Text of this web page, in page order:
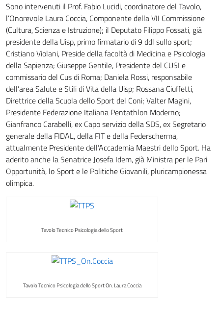
Sono intervenuti il Prof. Fabio Lucidi, coordinatore del Tavolo,
l’Onorevole Laura Coccia, Componente della VII Commissione
(Cultura, Scienza e Istruzione); il Deputato Filippo Fossati, già
presidente della Uisp, primo firmatario di 9 ddl sullo sport;
Cristiano Violani, Preside della facoltà di Medicina e Psicologia
della Sapienza; Giuseppe Gentile, Presidente del CUSI e
commissario del Cus di Roma; Daniela Rossi, responsabile
dell’area Salute e Stili di Vita della Uisp; Rossana Ciuffetti,
Direttrice della Scuola dello Sport del Coni; Valter Magini,
Presidente Federazione Italiana Pentathlon Moderno;
Gianfranco Carabelli, ex Capo servizio della SDS, ex Segretario
generale della FIDAL, della FIT e della Federscherma,
attualmente Presidente dell’Accademia Maestri dello Sport. Ha
aderito anche la Senatrice Josefa Idem, già Ministra per le Pari
Opportunità, lo Sport e le Politiche Giovanili, pluricampionessa
olimpica.
Tavolo Tecnico Psicologia dello Sport
Tavolo Tecnico Psicologia dello Sport On. Laura Coccia